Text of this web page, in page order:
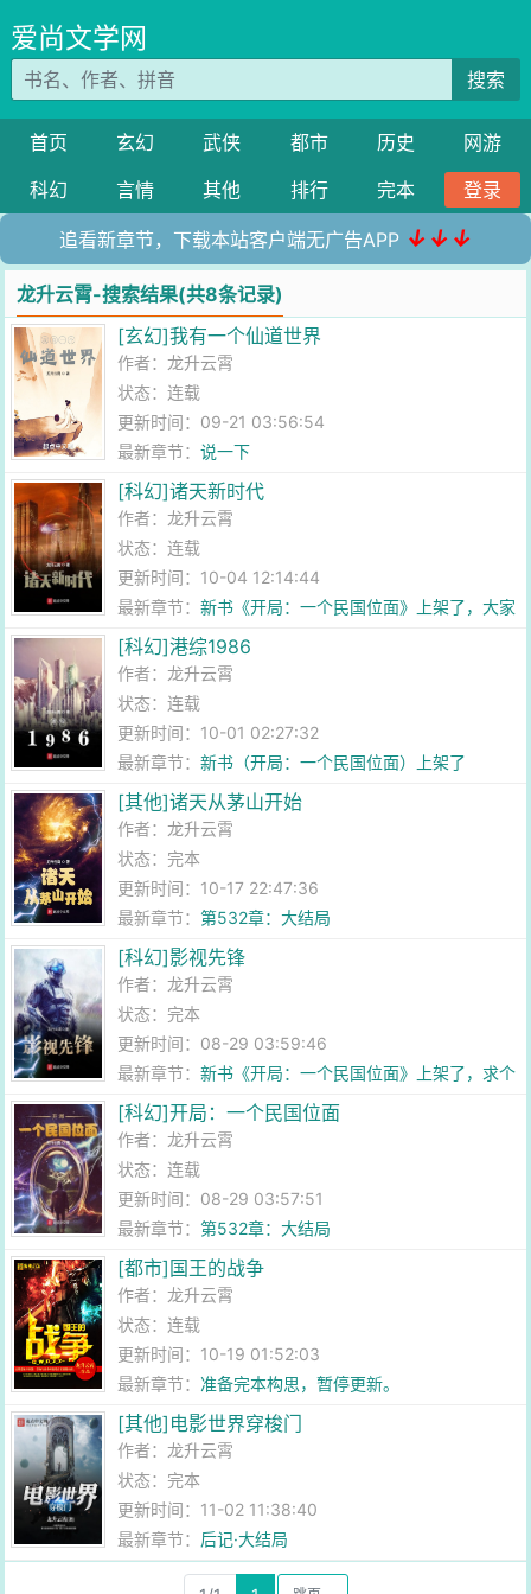
爱尚文学网
搜索
首页 玄幻 武侠 都市 历史
网游
科幻
言情 其他 排行 完本 登录
追看新章节，下载本站客户端无广告APP ↓↓↓
龙升云霄-搜索结果(共8条记录)
[玄幻]我有一个仙道世界
作者：龙升云霄
状态：连载
更新时间：09-21 03:56:54
最新章节：说一下
[科幻]诸天新时代
作者：龙升云霄
状态：连载
更新时间：10-04 12:14:44
最新章节：新书《开局：一个民国位面》上架了，大家
给个首订和月票啊
[科幻]港综1986
作者：龙升云霄
状态：连载
更新时间：10-01 02:27:32
最新章节：新书（开局：一个民国位面）上架了
[其他]诸天从茅山开始
作者：龙升云霄
状态：完本
更新时间：10-17 22:47:36
最新章节：第532章：大结局
[科幻]影视先锋
作者：龙升云霄
状态：完本
更新时间：08-29 03:59:46
最新章节：新书《开局：一个民国位面》上架了，求个
首订
[科幻]开局：一个民国位面
作者：龙升云霄
状态：连载
更新时间：08-29 03:57:51
最新章节：第532章：大结局
[都市]国王的战争
作者：龙升云霄
状态：连载
更新时间：10-19 01:52:03
最新章节：准备完本构思，暂停更新。
[其他]电影世界穿梭门
作者：龙升云霄
状态：完本
更新时间：11-02 11:38:40
最新章节： 后记·大结局